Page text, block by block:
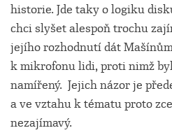
historie. Jde taky o logiku
chci slyšet alespoň trochu
jejího rozhodnutí dát
k mikrofonu lidi, proti nimž
namířený. Jejich názor je
a ve vztahu k tématu proto
nezajímavý.